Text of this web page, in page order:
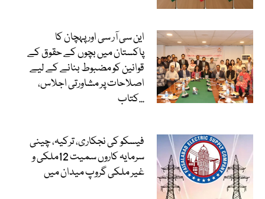
این سی آر سی اور پہچان کا
پاکستان میں بچوں کے حقوق کے
قوانین کو مضبوط بنانے کے لیے
اصلاحات پر مشاورتی اجلاس،
کتاب...
فیسکو کی نجکاری، ترکیہ، چینی
سرمایہ کاروں سمیت 12ملکی و
غیر ملکی گروپ میدان میں